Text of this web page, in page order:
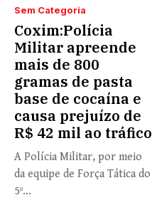
Sem Categoria
Coxim:Polícia
Militar apreende
mais de 800
gramas de pasta
base de cocaína e
causa prejuízo de
R$ 42 mil ao tráfico
A Polícia Militar, por meio
da equipe de Força Tática do
5º...